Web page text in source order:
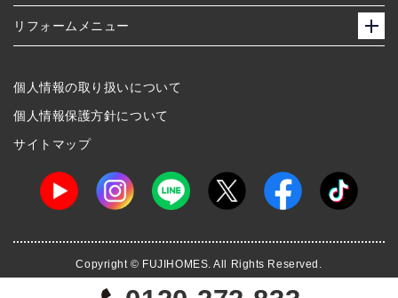
リフォームメニュー
個人情報の取り扱いについて
個人情報保護方針について
サイトマップ
Copyright © FUJIHOMES. All Rights Reserved.